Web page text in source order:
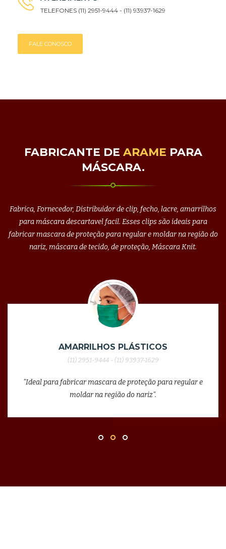
TELEFONES (11) 2951-9444 - (11) 93937-1629
FALE CONOSCO
FABRICANTE DE ARAME PARA
MÁSCARA.
Fabrica, Fornecedor, Distribuidor de clip, fecho, lacre, amarrilhos
para máscara descartavel facil. Esses clips são ideais para
fabricar mascara de proteção para regular e moldar na região do
nariz, máscara de tecido, de proteção, Máscara Knit.
AMARRILHOS PLÁSTICOS
(11) 2951-9444 - (11) 93937-1629
"Ideal para fabricar mascara de proteção para regular e
moldar na região do nariz".